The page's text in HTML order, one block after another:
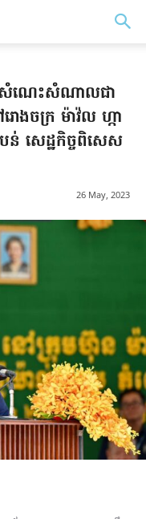
សំណេះសំណាលជា
ងចក្រ ម៉ាវ៉ល ហ្កា
ន់ សេដ្ឋកិច្ចពិសេស
26 May, 2023